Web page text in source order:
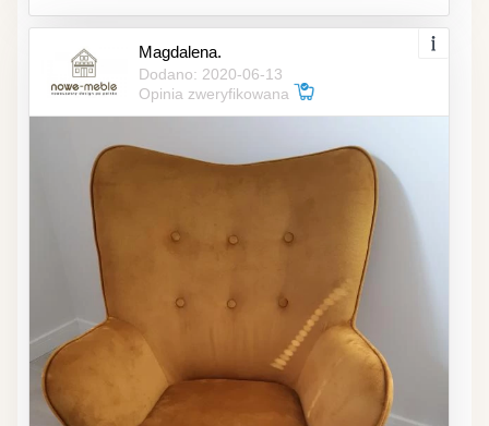
Magdalena.
Dodano: 2020-06-13
Opinia zweryfikowana